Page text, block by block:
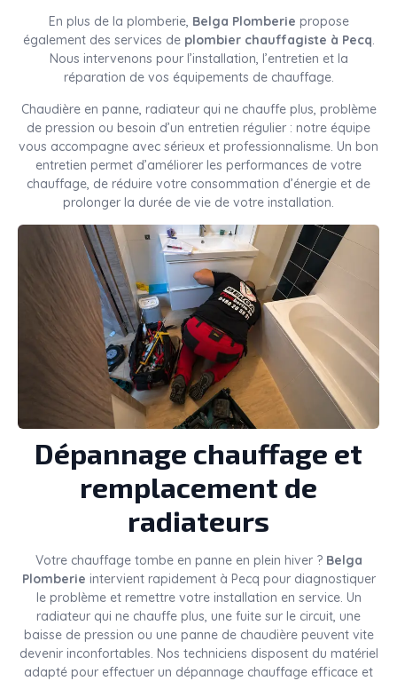
En plus de la plomberie, Belga Plomberie propose
également des services de plombier chauffagiste à Pecq.
Nous intervenons pour l’installation, l’entretien et la
réparation de vos équipements de chauffage.
Chaudière en panne, radiateur qui ne chauffe plus, problème
de pression ou besoin d’un entretien régulier : notre équipe
vous accompagne avec sérieux et professionnalisme. Un bon
entretien permet d’améliorer les performances de votre
chauffage, de réduire votre consommation d’énergie et de
prolonger la durée de vie de votre installation.
Dépannage chauffage et
remplacement de
radiateurs
Votre chauffage tombe en panne en plein hiver ? Belga
Plomberie intervient rapidement à Pecq pour diagnostiquer
le problème et remettre votre installation en service. Un
radiateur qui ne chauffe plus, une fuite sur le circuit, une
baisse de pression ou une panne de chaudière peuvent vite
devenir inconfortables. Nos techniciens disposent du matériel
adapté pour effectuer un dépannage chauffage efficace et